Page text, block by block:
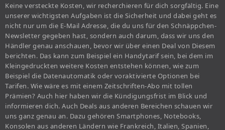
Keine versteckte Kosten, wir recherchieren für dich sorgfältig. Eine
unserer wichtigsten Aufgaben ist die Sicherheit und dabei geht es
nicht nur um die E-Mail Adresse, die du uns für den Schnäppchen-
Newsletter gegeben hast, sondern auch darum, dass wir uns den
Händler genau anschauen, bevor wir über einen Deal von Diesem
berichten. Das kann zum Beispiel ein Handytarif sein, bei dem im
Kleingedruckten weitere Kosten entstehen können, wie zum
Beispiel die Datenautomatik oder voraktivierte Optionen bei
Tarifen. Wie wäre es mit einem Zeitschriften-Abo mit tollen
Prämien? Auch hier haben wir die Kündigungsfrist im Blick und
informieren dich. Auch Deals aus anderen Bereichen schauen wir
uns ganz genau an. Dazu gehören Smartphones, Notebooks,
Konsolen aus anderen Ländern wie Frankreich, Italien, Spanien,